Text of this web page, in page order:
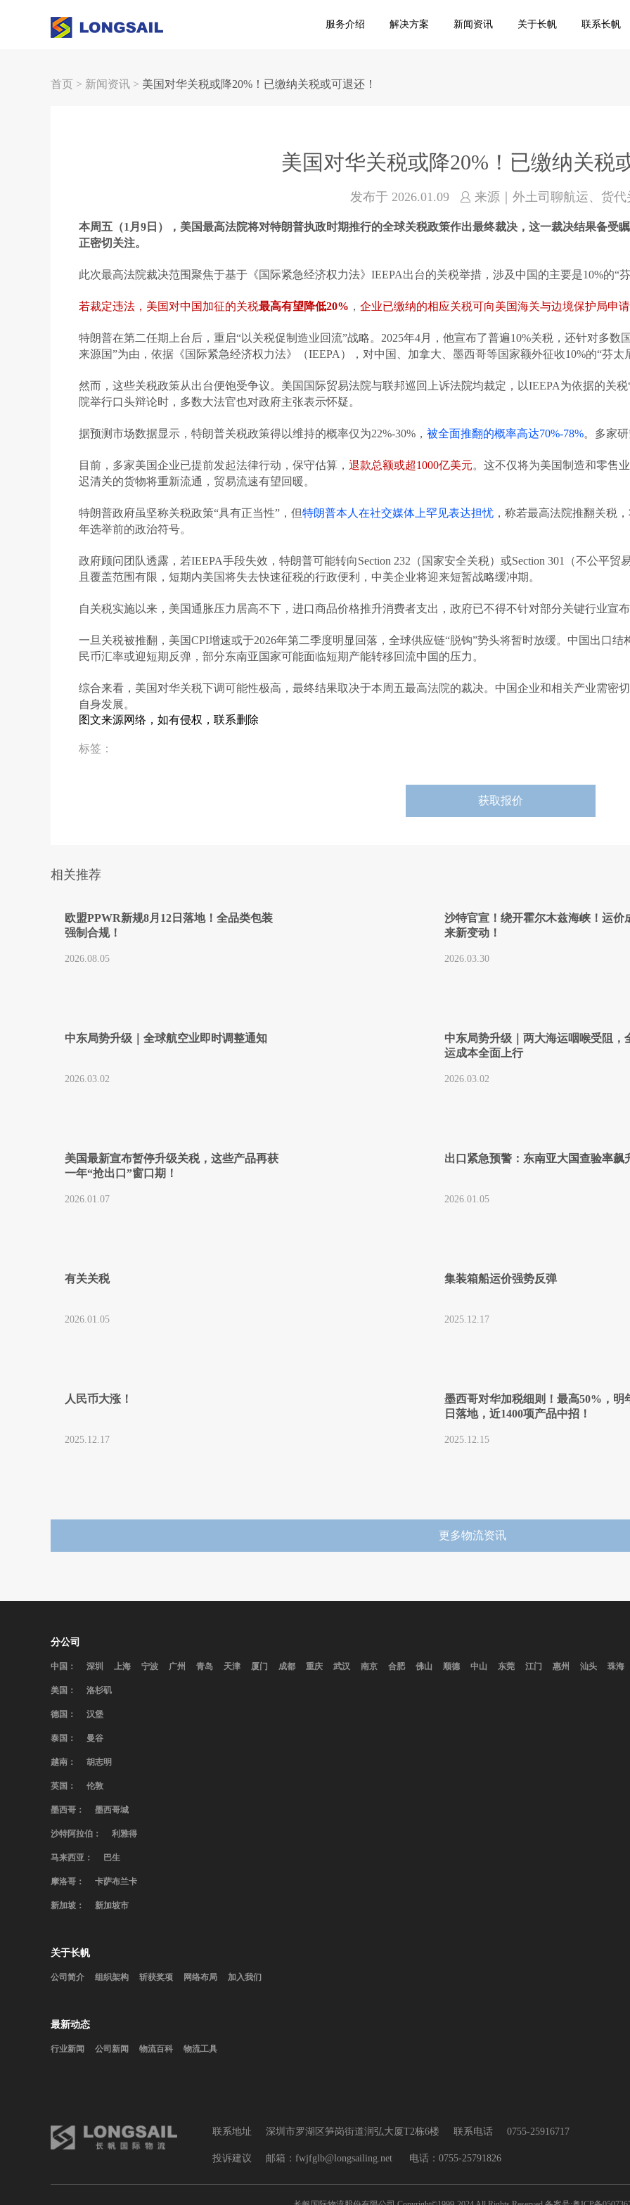
服务介绍 解决方案 新闻资讯 关于长帆 联系长帆
首页 > 新闻资讯 > 美国对华关税或降20%！已缴纳关税或可退还！
美国对华关税或降20%！已缴纳关税
发布于 2026.01.09 来源｜外土司聊航运、货代
本周五（1月9日），美国最高法院将对特朗普执政时期推行的全球关税政策作出最终裁决，这一裁决结果备受
正密切关注。
此次最高法院裁决范围聚焦于基于《国际紧急经济权力法》IEEPA出台的关税举措，涉及中国的主要是10%的“
若裁定违法，美国对中国加征的关税最高有望降低20% ， 企业已缴纳的相应关税可向美国海关与边境保护局申请
特朗普在第二任期上台后，重启“以关税促制造业回流”战略。2025年4月，他宣布了普遍10%关税，还针对多数
来源国”为由，依据《国际紧急经济权力法》（IEEPA），对中国、加拿大、墨西哥等国家额外征收10%的“芬太
然而，这些关税政策从出台便饱受争议。美国国际贸易法院与联邦巡回上诉法院均裁定，以IEEPA为依据的关
院举行口头辩论时，多数大法官也对政府主张表示怀疑。
据预测市场数据显示，特朗普关税政策得以维持的概率仅为22%-30%， 被全面推翻的概率高达70%-78%。多家
目前，多家美国企业已提前发起法律行动，保守估算， 退款总额或超1000亿美元。这不仅将为美国制造和零售
迟清关的货物将重新流通，贸易流速有望回暖。
特朗普政府虽坚称关税政策“具有正当性”，但特朗普本人在社交媒体上罕见表达担忧 ，称若最高法院推翻关税
年选举前的政治符号。
政府顾问团队透露，若IEEPA手段失效，特朗普可能转向Section 232（国家安全关税）或Section 301（不公平
且覆盖范围有限，短期内美国将失去快速征税的行政便利，中美企业将迎来短暂战略缓冲期。
自关税实施以来，美国通胀压力居高不下，进口商品价格推升消费者支出，政府已不得不针对部分关键行业宣
一旦关税被推翻，美国CPI增速或于2026年第二季度明显回落，全球供应链“脱钩”势头将暂时放缓。中国出口
民币汇率或迎短期反弹，部分东南亚国家可能面临短期产能转移回流中国的压力。
综合来看，美国对华关税下调可能性极高，最终结果取决于本周五最高法院的裁决。中国企业和相关产业需密
自身发展。
图文来源网络，如有侵权，联系删除
标签 ：
获取报价
相关推荐
欧盟PPWR新规8月12日落地！全品类包装
强制合规！
2026.08.05
沙特官宣！绕开霍尔木兹海峡！运价
来新变动！
2026.03.30
中东局势升级｜全球航空业即时调整通知
2026.03.02
中东局势升级｜两大海运咽喉受阻，
运成本全面上行
2026.03.02
美国最新宣布暂停升级关税，这些产品再获
一年“抢出口”窗口期！
2026.01.07
出口紧急预警：东南亚大国查验率飙
2026.01.05
有关关税
2026.01.05
集装箱船运价强势反弹
2025.12.17
人民币大涨！
2025.12.17
墨西哥对华加税细则！最高50%，明
日落地，近1400项产品中招！
2025.12.15
更多物流资讯
分公司
中国： 深圳 上海 宁波 广州 青岛 天津 厦门 成都 重庆 武汉 南京 合肥 佛山 顺德 中山 东莞 江门 惠州 汕头 珠海
美国： 洛杉矶
德国： 汉堡
泰国： 曼谷
越南： 胡志明
英国： 伦敦
墨西哥： 墨西哥城
沙特阿拉伯： 利雅得
马来西亚： 巴生
摩洛哥： 卡萨布兰卡
新加坡： 新加坡市
关于长帆
公司简介 组织架构 斩获奖项 网络布局 加入我们
最新动态
行业新闻 公司新闻 物流百科 物流工具
联系地址 深圳市罗湖区笋岗街道润弘大厦T2栋6楼 联系电话 0755-25916717
投诉建议 邮箱：fwjfglb@longsailing.net      电话：0755-25791826